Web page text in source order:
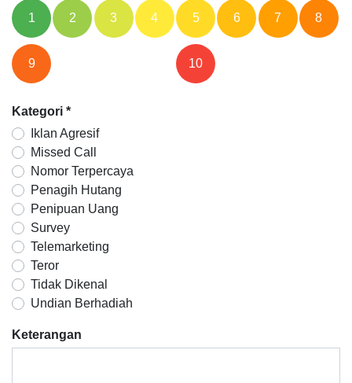
1 2 3 4 5 6 7 8
9 10
Kategori *
Iklan Agresif
Missed Call
Nomor Terpercaya
Penagih Hutang
Penipuan Uang
Survey
Telemarketing
Teror
Tidak Dikenal
Undian Berhadiah
Keterangan